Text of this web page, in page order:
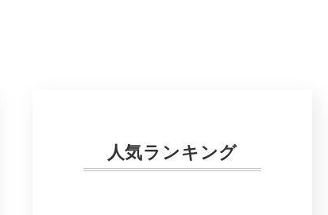
人気ランキング